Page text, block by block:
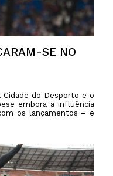
SE NO
do Desporto e o
embora a influência
os lançamentos – e